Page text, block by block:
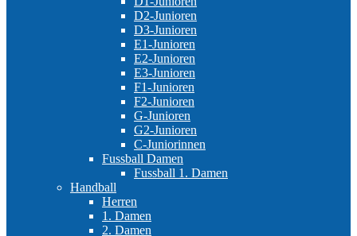
D2-Junioren
D3-Junioren
E1-Junioren
E2-Junioren
E3-Junioren
F1-Junioren
F2-Junioren
G-Junioren
G2-Junioren
C-Juniorinnen
Fussball Damen
Fussball 1. Damen
Handball
Herren
1. Damen
2. Damen